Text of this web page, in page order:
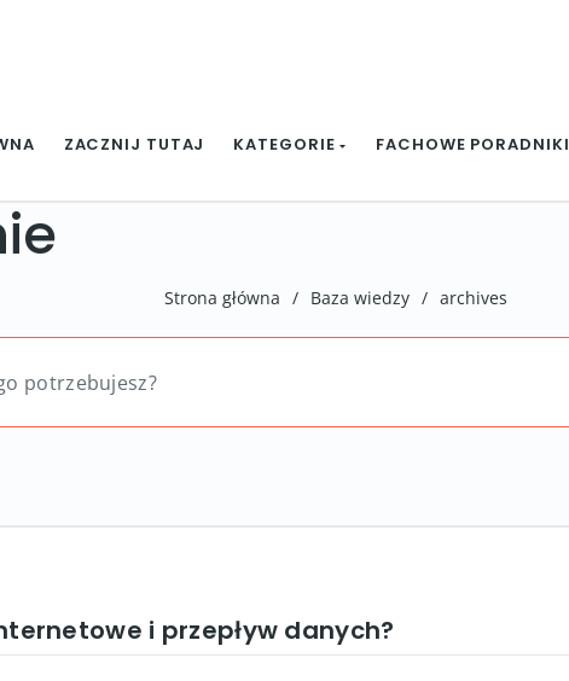
ZACZNIJ TUTAJ KATEGORIE FACHOWE PORADNIKI
Strona główna / Baza wiedzy / archives
i przepływ danych?